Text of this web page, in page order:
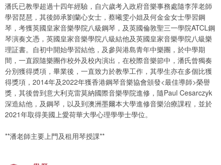
潘氏已教學超過十四年經驗，自六歲考入政府音樂事務處隨李萍老師
學習琵琶，其後師承劉蘭心女士，蔡曦雯小姐及何金金女士學習鋼
琴，考獲英國皇家音樂學院八級鋼琴，及英國倫敦聖三一學院ATCL鋼
琴演奏文憑，英國皇家音樂學院八級結他及英國皇家音樂學院八級樂
理証書。自初中開始學習結他，及參與港島青年中樂團，於中學期
間，一直跟隨樂團作校外及校內演出，在校際音樂節中，潘氏曾獨奏
分別獲得奬項，畢業後，一直致力於教學工作，其學生亦在多個比獲
得獎項，2014年及2022年獲香港鋼琴音樂協會頒發<最佳導師>榮譽
獎，其後曾到意大利克雷莫納國際音樂學院進修，隨Paul Cesarczyk
深造結他，及鋼琴，以及到澳洲墨爾本大學進修音樂治療課程，並於
2021年取得美國上愛荷華大學心理學學士學位。
**潘老師主要上門及租用琴授課**